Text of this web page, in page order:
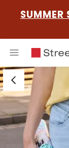
SUMMER